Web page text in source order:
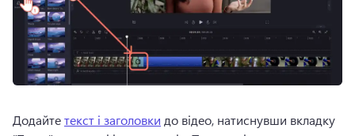
Додайте текст і заголовки до відео, натиснувши вкладку